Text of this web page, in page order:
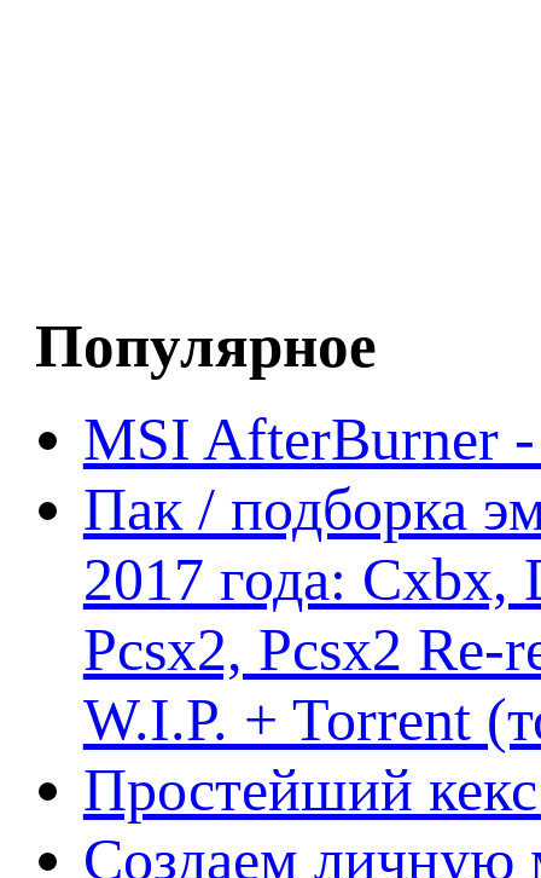
Популярное
MSI AfterBurner
Пак / подборка
2017 года:
Pcsx2, Pcsx2
W.I.P. + Torrent
Простейший кекс
Создаем личную